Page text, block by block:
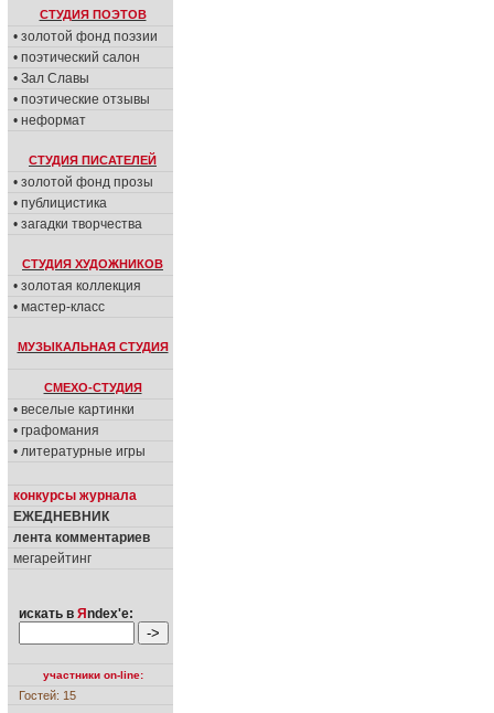
СТУДИЯ ПОЭТОВ
• золотой фонд поэзии
• поэтический салон
• Зал Славы
• поэтические отзывы
• неформат
СТУДИЯ ПИСАТЕЛЕЙ
• золотой фонд прозы
• публицистика
• загадки творчества
СТУДИЯ ХУДОЖНИКОВ
• золотая коллекция
• мастер-класс
МУЗЫКАЛЬНАЯ СТУДИЯ
СМЕХО-СТУДИЯ
• веселые картинки
• графомания
• литературные игры
конкурсы журнала
ЕЖЕДНЕВНИК
лента комментариев
мегарейтинг
искать в Я ndex'е:
участники on-line:
Гостей: 15